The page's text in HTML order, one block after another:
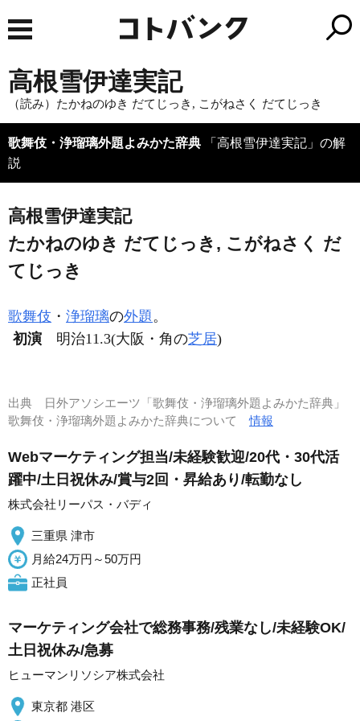
高根雪伊達実記
（読み）たかねのゆき だてじっき, こがねさく だてじっき
歌舞伎・浄瑠璃外題よみかた辞典 「高根雪伊達実記」の解
説
高根雪伊達実記
たかねのゆき だてじっき, こがねさく だ
てじっき
歌舞伎 ・ 浄瑠璃の外題。
初演
明治11.3(大阪・角の芝居)
出典
日外アソシエーツ「歌舞伎・浄瑠璃外題よみかた辞典」
歌舞伎・浄瑠璃外題よみかた辞典について情報
Webマーケティング担当/未経験歓迎/20代・30代活
躍中/土日祝休み/賞与2回・昇給あり/転勤なし
株式会社リーパス・バディ
三重県 津市
月給24万円～50万円
正社員
マーケティング会社で総務事務/残業なし/未経験OK/
土日祝休み/急募
ヒューマンリソシア株式会社
東京都 港区